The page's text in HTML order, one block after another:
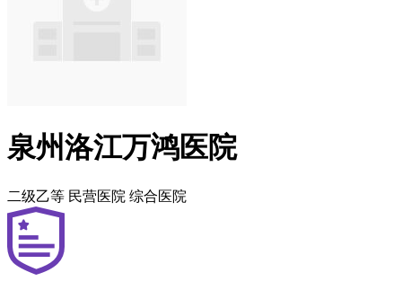
泉州洛江万鸿医院
二级乙等 民营医院 综合医院